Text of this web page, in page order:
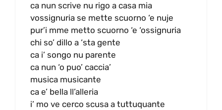
ca nun scrive nu rigo a casa mia
vossignuria se mette scuorno ‘e nuje
pur’i mme metto scuorno ‘e ‘ossignuria
chi so’ dillo a ‘sta gente
ca i’ songo nu parente
ca nun ‘o puo’ caccia’
musica musicante
ca e’ bella ll’alleria
i’ mo ve cerco scusa a tuttuquante